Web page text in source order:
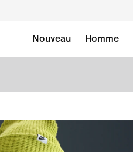
Nouveau Homme